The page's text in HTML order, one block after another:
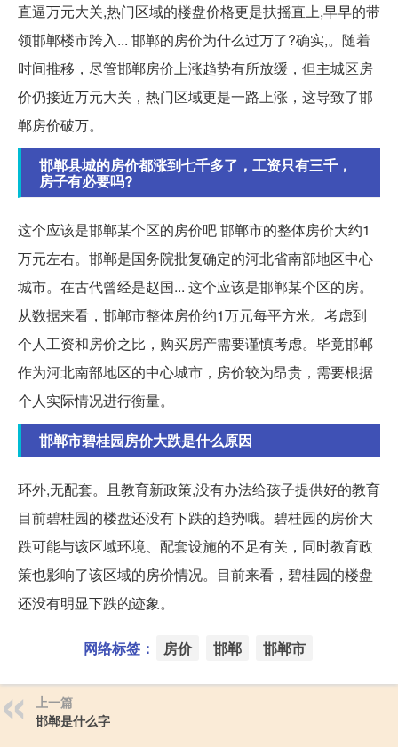
直逼万元大关,热门区域的楼盘价格更是扶摇直上,早早的带
领邯郸楼市跨入... 邯郸的房价为什么过万了?确实,。随着
时间推移，尽管邯郸房价上涨趋势有所放缓，但主城区房
价仍接近万元大关，热门区域更是一路上涨，这导致了邯
郸房价破万。
邯郸县城的房价都涨到七千多了，工资只有三千，
房子有必要吗?
这个应该是邯郸某个区的房价吧 邯郸市的整体房价大约1
万元左右。邯郸是国务院批复确定的河北省南部地区中心
城市。在古代曾经是赵国... 这个应该是邯郸某个区的房。
从数据来看，邯郸市整体房价约1万元每平方米。考虑到
个人工资和房价之比，购买房产需要谨慎考虑。毕竟邯郸
作为河北南部地区的中心城市，房价较为昂贵，需要根据
个人实际情况进行衡量。
邯郸市碧桂园房价大跌是什么原因
环外,无配套。且教育新政策,没有办法给孩子提供好的教育
目前碧桂园的楼盘还没有下跌的趋势哦。碧桂园的房价大
跌可能与该区域环境、配套设施的不足有关，同时教育政
策也影响了该区域的房价情况。目前来看，碧桂园的楼盘
还没有明显下跌的迹象。
网络标签： 房价 邯郸 邯郸市
上一篇
邯郸是什么字